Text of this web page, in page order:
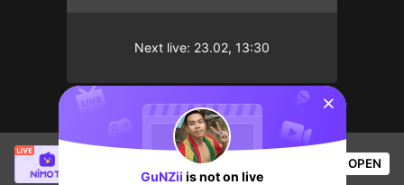
Next live: 23.02, 13:30
NMstrawberryis live!
Другие игры
313 Views OPEN
sentinelStart
GuNZii is not on live